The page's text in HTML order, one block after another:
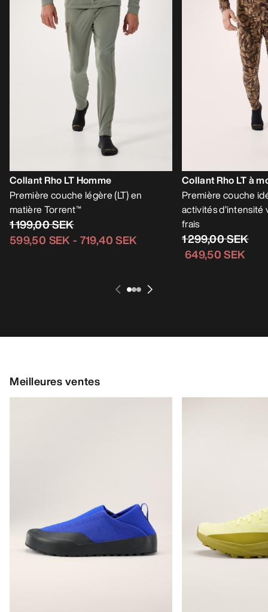
Collant Rho LT Homme
Première couche légère (LT) en
matière Torrent™
1 199,00 SEK
599,50 SEK- 719,40 SEK
Collant Rho LT à
Première couche
activités
frais
1 299,00 SEK
649,50 SEK
Meilleures ventes